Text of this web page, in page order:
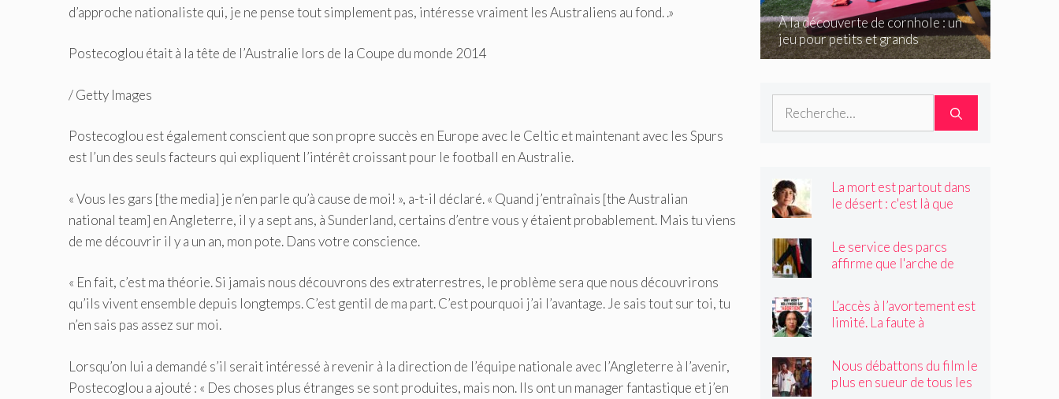
d’approche nationaliste qui, je ne pense tout simplement pas, intéresse vraiment les Australiens au fond. .»
Postecoglou était à la tête de l’Australie lors de la Coupe du monde 2014
/Getty Images
Postecoglou est également conscient que son propre succès en Europe avec le Celtic et maintenant avec les Spurs
est l’un des seuls facteurs qui expliquent l’intérêt croissant pour le football en Australie.
« Vous les gars [the media] je n’en parle qu’à cause de moi! », a-t-il déclaré. « Quand j’entraînais [the Australian
national team] en Angleterre, il y a sept ans, à Sunderland, certains d’entre vous y étaient probablement. Mais tu viens
de me découvrir il y a un an, mon pote. Dans votre conscience.
« En fait, c’est ma théorie. Si jamais nous découvrons des extraterrestres, le problème sera que nous découvrirons
qu’ils vivent ensemble depuis longtemps. C’est gentil de ma part. C’est pourquoi j’ai l’avantage. Je sais tout sur toi, tu
n’en sais pas assez sur moi.
Lorsqu’on lui a demandé s’il serait intéressé à revenir à la direction de l’équipe nationale avec l’Angleterre à l’avenir,
Postecoglou a ajouté : « Des choses plus étranges se sont produites, mais non. Ils ont un manager fantastique et j’en
À la découverte de cornhole : un
jeu pour petits et grands
Rechercher :
La mort est partout dans
le désert : c'est là que
Le service des parcs
affirme que l'arche de
Pourrait-il être déplacé ?
L’accès à l’avortement est
limité. La faute à
Nous débattons du film le
plus en sueur de tous les